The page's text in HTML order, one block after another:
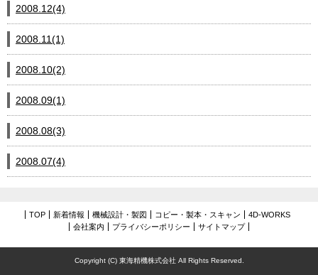
2008.12(4)
2008.11(1)
2008.10(2)
2008.09(1)
2008.08(3)
2008.07(4)
TOP 新着情報 機械設計・製図 コピー・製本・スキャン
4D-WORKS
会社案内
プライバシーポリシー サイトマップ
Copyright (C) 東海精機株式会社 All Rights Reserved.